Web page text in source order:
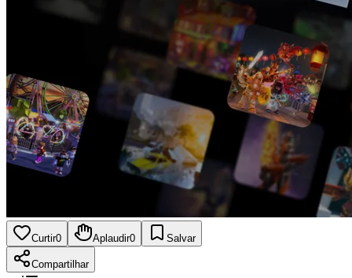
Curtir0 Aplaudir0 Salvar
Compartilhar